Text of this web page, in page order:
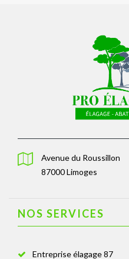
Avenue du Roussillon
87000 Limoges
NOS SERVICES
Entreprise élagage 87